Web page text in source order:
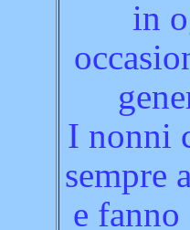
in
I nonni
sempre
e